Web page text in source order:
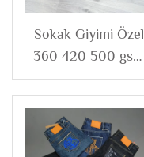
Sokak Giyimi Özel
360 420 500 gsm
Boş Fransız Terry
Asit Yıkamalı Bol
Bacak Geniş Bacaklı
Koşu Pantolonu